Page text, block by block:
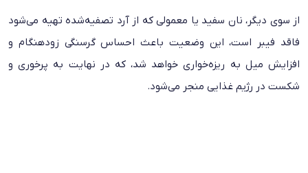
از سوی دیگر، نان سفید یا معمولی که از آرد تصفیه‌شده تهیه می‌شود
فاقد فیبر است، این وضعیت باعث احساس گرسنگی زودهنگام و
افزایش میل به ریزه‌خواری خواهد شد، که در نهایت به پرخوری و
شکست در رژیم غذایی منجر می‌شود.